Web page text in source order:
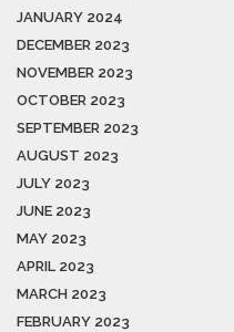
JANUARY 2024
DECEMBER 2023
NOVEMBER 2023
OCTOBER 2023
SEPTEMBER 2023
AUGUST 2023
JULY 2023
JUNE 2023
MAY 2023
APRIL 2023
MARCH 2023
FEBRUARY 2023